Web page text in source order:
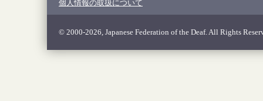
個人情報の取扱について
© 2000-2026, Japanese Federation of the Deaf. All Rights